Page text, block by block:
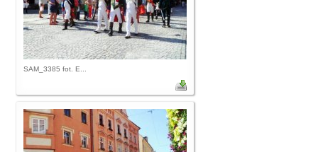
SAM_3385 fot. E...